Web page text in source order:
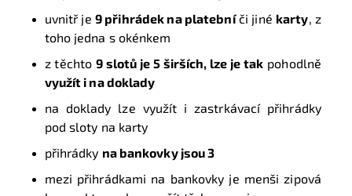
uvnitř je 9 přihrádek na platebníči jiné karty , z
toho jedna s okénkem
z těchto 9 slotů je 5 širších, lze je tak pohodlně
využít i na doklady
na doklady lze využít i zastrkávací přihrádky
pod sloty na karty
přihrádky na bankovky jsou 3
mezi přihrádkami na bankovky je menši zipová